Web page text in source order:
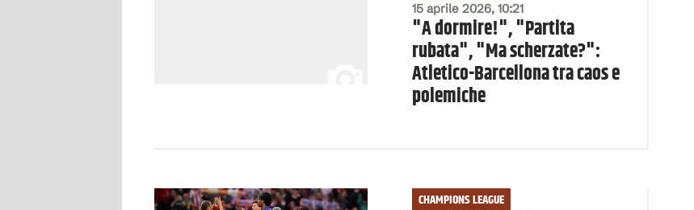
15 aprile 2026, 10:21
"A dormire!", "Partita
rubata", "Ma scherzate?":
Atletico-Barcellona tra caos e
polemiche
CHAMPIONS LEAGUE